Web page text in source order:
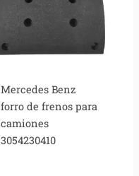
Mercedes Benz
forro de frenos para
camiones
3054230410